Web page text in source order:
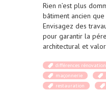
Rien n’est plus
bâtiment ancien
Envisagez des
pour garantir la
architectural et
différences
maçonnerie
restauration